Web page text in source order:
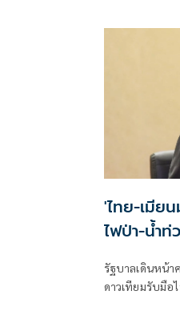
อ่าวไทยตอนบน
ฝั่ง ส่วนไต้ฝุ่น
'ไทย-เมีย
ไฟป่า-น้ำ
รัฐบาลเดินหน้า
ดาวเทียมรับมือ